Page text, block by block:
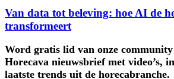
Van data tot beleving: hoe AI de
transformeert
Word gratis lid van onze
Horecava nieuwsbrief met video’s,
laatste trends uit de horecabranche.